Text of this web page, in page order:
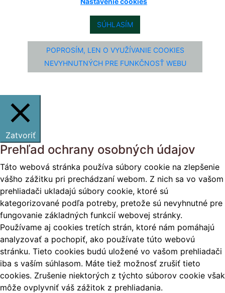
SÚHLASÍM
POPROSÍM, LEN O VYUŽÍVANIE COOKIES
NEVYHNUTNÝCH PRE FUNKČNOSŤ WEBU
Zatvoriť
Prehľad ochrany osobných údajov
Táto webová stránka používa súbory cookie na zlepšenie
vášho zážitku pri prechádzaní webom. Z nich sa vo vašom
prehliadači ukladajú súbory cookie, ktoré sú
kategorizované podľa potreby, pretože sú nevyhnutné pre
fungovanie základných funkcií webovej stránky.
Používame aj cookies tretích strán, ktoré nám pomáhajú
analyzovať a pochopiť, ako používate túto webovú
stránku. Tieto cookies budú uložené vo vašom prehliadači
iba s vaším súhlasom. Máte tiež možnosť zrušiť tieto
cookies. Zrušenie niektorých z týchto súborov cookie však
môže ovplyvniť váš zážitok z prehliadania.